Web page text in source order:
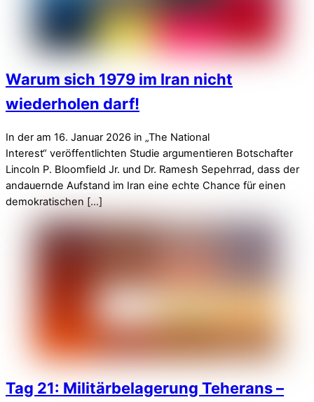
Warum sich 1979 im Iran nicht
wiederholen darf!
In der am 16. Januar 2026 in „The National
Interest“ veröffentlichten Studie argumentieren Botschafter
Lincoln P. Bloomfield Jr. und Dr. Ramesh Sepehrrad, dass der
andauernde Aufstand im Iran eine echte Chance für einen
demokratischen […]
Tag 21: Militärbelagerung Teherans –